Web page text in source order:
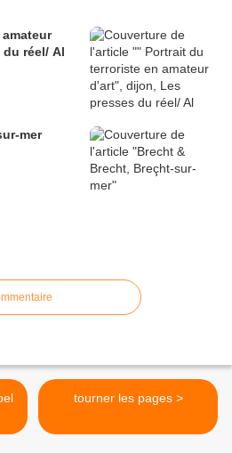
réel/ Al
mer
tourner les pages >